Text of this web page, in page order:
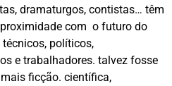
dramaturgos, contistas… têm
com o futuro do
políticos,
e trabalhadores. talvez fosse
ficção. científica,